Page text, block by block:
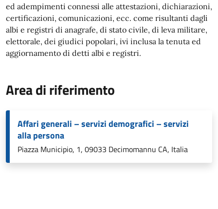
ed adempimenti connessi alle attestazioni, dichiarazioni,
certificazioni, comunicazioni, ecc. come risultanti dagli
albi e registri di anagrafe, di stato civile, di leva militare,
elettorale, dei giudici popolari, ivi inclusa la tenuta ed
aggiornamento di detti albi e registri.
Area di riferimento
Affari generali – servizi demografici – servizi
alla persona
Piazza Municipio, 1, 09033 Decimomannu CA, Italia